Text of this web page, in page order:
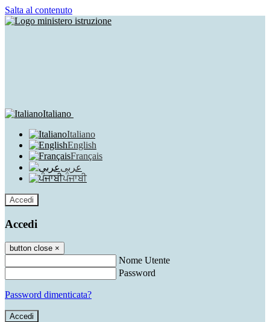
Salta al contenuto
Italiano
Italiano
English
Français
عربى
ਪੰਜਾਬੀ
Accedi
Accedi
button close ×
Nome Utente
Password
Password dimenticata?